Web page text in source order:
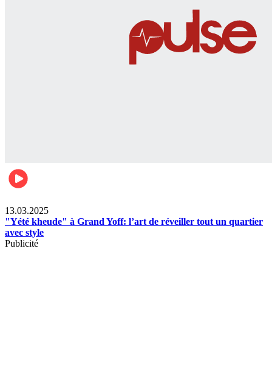
13.03.2025
"Yété kheude" à Grand Yoff: l’art de réveiller tout un quartier
avec style
Publicité